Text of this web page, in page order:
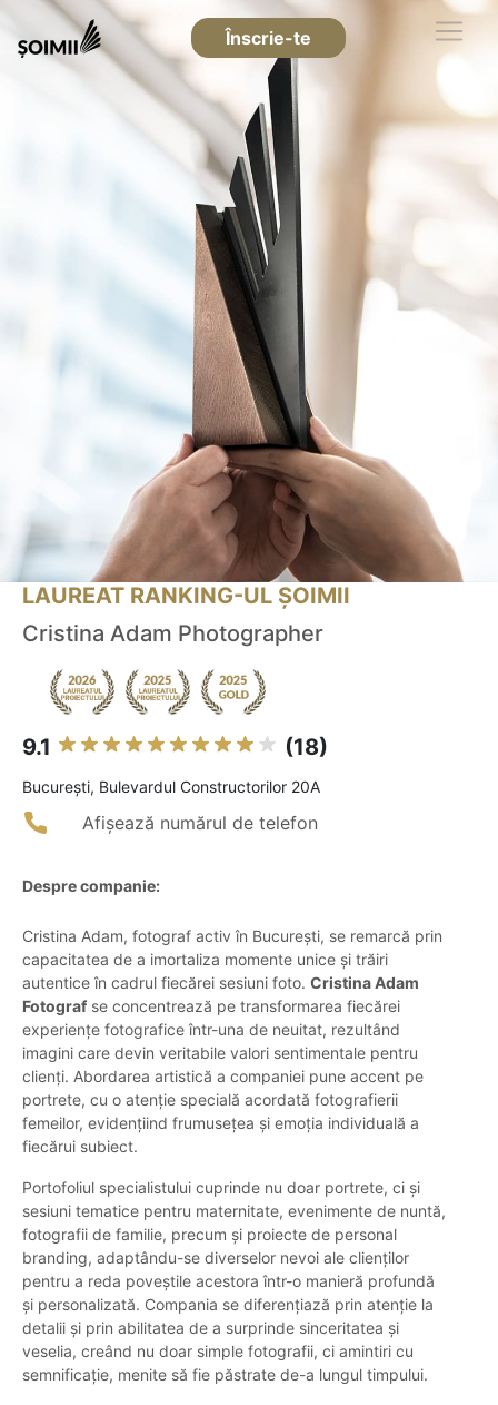
Înscrie-te
LAUREAT RANKING-UL ȘOIMII
Cristina Adam Photographer
9.1 (18)
Bucureşti, Bulevardul Constructorilor 20A
Afișează numărul de telefon
Despre companie:
Cristina Adam, fotograf activ în București, se remarcă prin
capacitatea de a imortaliza momente unice și trăiri
autentice în cadrul fiecărei sesiuni foto. Cristina Adam
Fotograf se concentrează pe transformarea fiecărei
experiențe fotografice într-una de neuitat, rezultând
imagini care devin veritabile valori sentimentale pentru
clienți. Abordarea artistică a companiei pune accent pe
portrete, cu o atenție specială acordată fotografierii
femeilor, evidențiind frumusețea și emoția individuală a
fiecărui subiect.
Portofoliul specialistului cuprinde nu doar portrete, ci și
sesiuni tematice pentru maternitate, evenimente de nuntă,
fotografii de familie, precum și proiecte de personal
branding, adaptându-se diverselor nevoi ale clienților
pentru a reda poveștile acestora într-o manieră profundă
și personalizată. Compania se diferențiază prin atenție la
detalii și prin abilitatea de a surprinde sinceritatea și
veselia, creând nu doar simple fotografii, ci amintiri cu
semnificație, menite să fie păstrate de-a lungul timpului.